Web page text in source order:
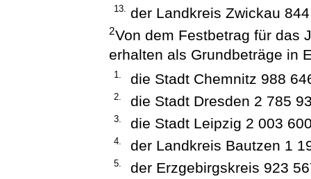
13. der Landkreis Zwickau
2Von dem Festbetrag für das
erhalten als Grundbeträge in
1. die Stadt Chemnitz 988
2. die Stadt Dresden 2 785
3. die Stadt Leipzig 2 003
4. der Landkreis Bautzen 1
5. der Erzgebirgskreis 923